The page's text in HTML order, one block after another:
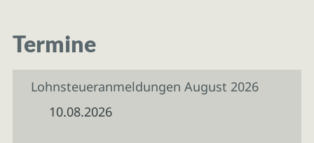
Termine
Lohnsteueranmeldungen August 2026
10.08.2026